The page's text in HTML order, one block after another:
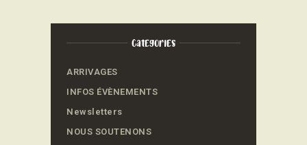
Categories
ARRIVAGES
INFOS ÉVÈNEMENTS
Newsletters
NOUS SOUTENONS